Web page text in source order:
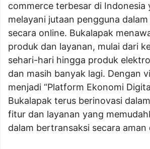
commerce terbesar di Indonesia
melayani jutaan pengguna
secara online. Bukalapak
produk dan layanan, mulai dari
sehari-hari hingga produk
dan masih banyak lagi. Dengan
menjadi “Platform Ekonomi
Bukalapak terus berinovasi
fitur dan layanan yang
dalam bertransaksi secara aman